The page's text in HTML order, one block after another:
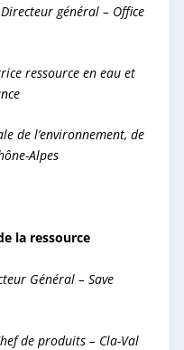
général – Office
ressource en eau et
de l’environnement, de
Alpes
la ressource
Général – Save
de produits – Cla-Val